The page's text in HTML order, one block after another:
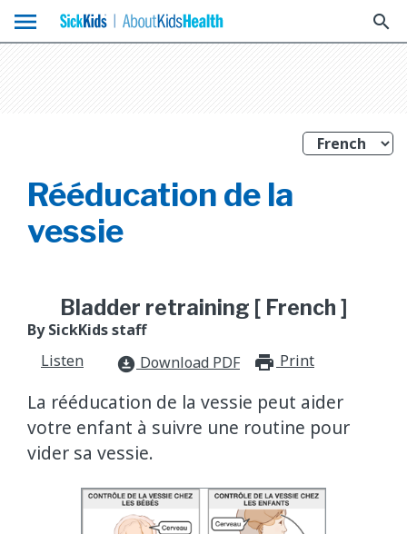
menu search
Rééducation de la
vessie
Bladder retraining [ French ]
By SickKids staff
Listen
download_for_offline Download PDF Print
La rééducation de la vessie peut aider
votre enfant à suivre une routine pour
vider sa vessie.